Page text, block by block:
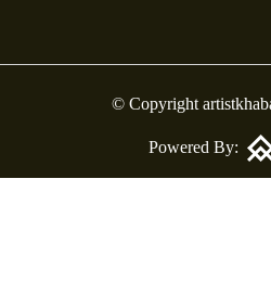
© Copyright
Powered By: